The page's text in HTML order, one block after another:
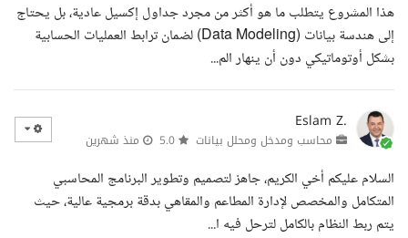
هذا المشروع يتطلب ما هو أكثر من مجرد جداول إكسيل عادية، بل يحتاج
إلى هندسة بيانات (Data Modeling) لضمان ترابط العمليات الحسابية
بشكل أوتوماتيكي دون أن ينهار الم...
Eslam Z.
محاسب ومدخل ومحلل بيانات منذ شهرين
السلام عليكم أخي الكريم، جاهز لتصميم وتطوير البرنامج المحاسبي
المتكامل والمخصص لإدارة المطاعم والمقاهي بدقة برمجية عالية، حيث
يتم ربط النظام بالكامل لترحل فيه ا...